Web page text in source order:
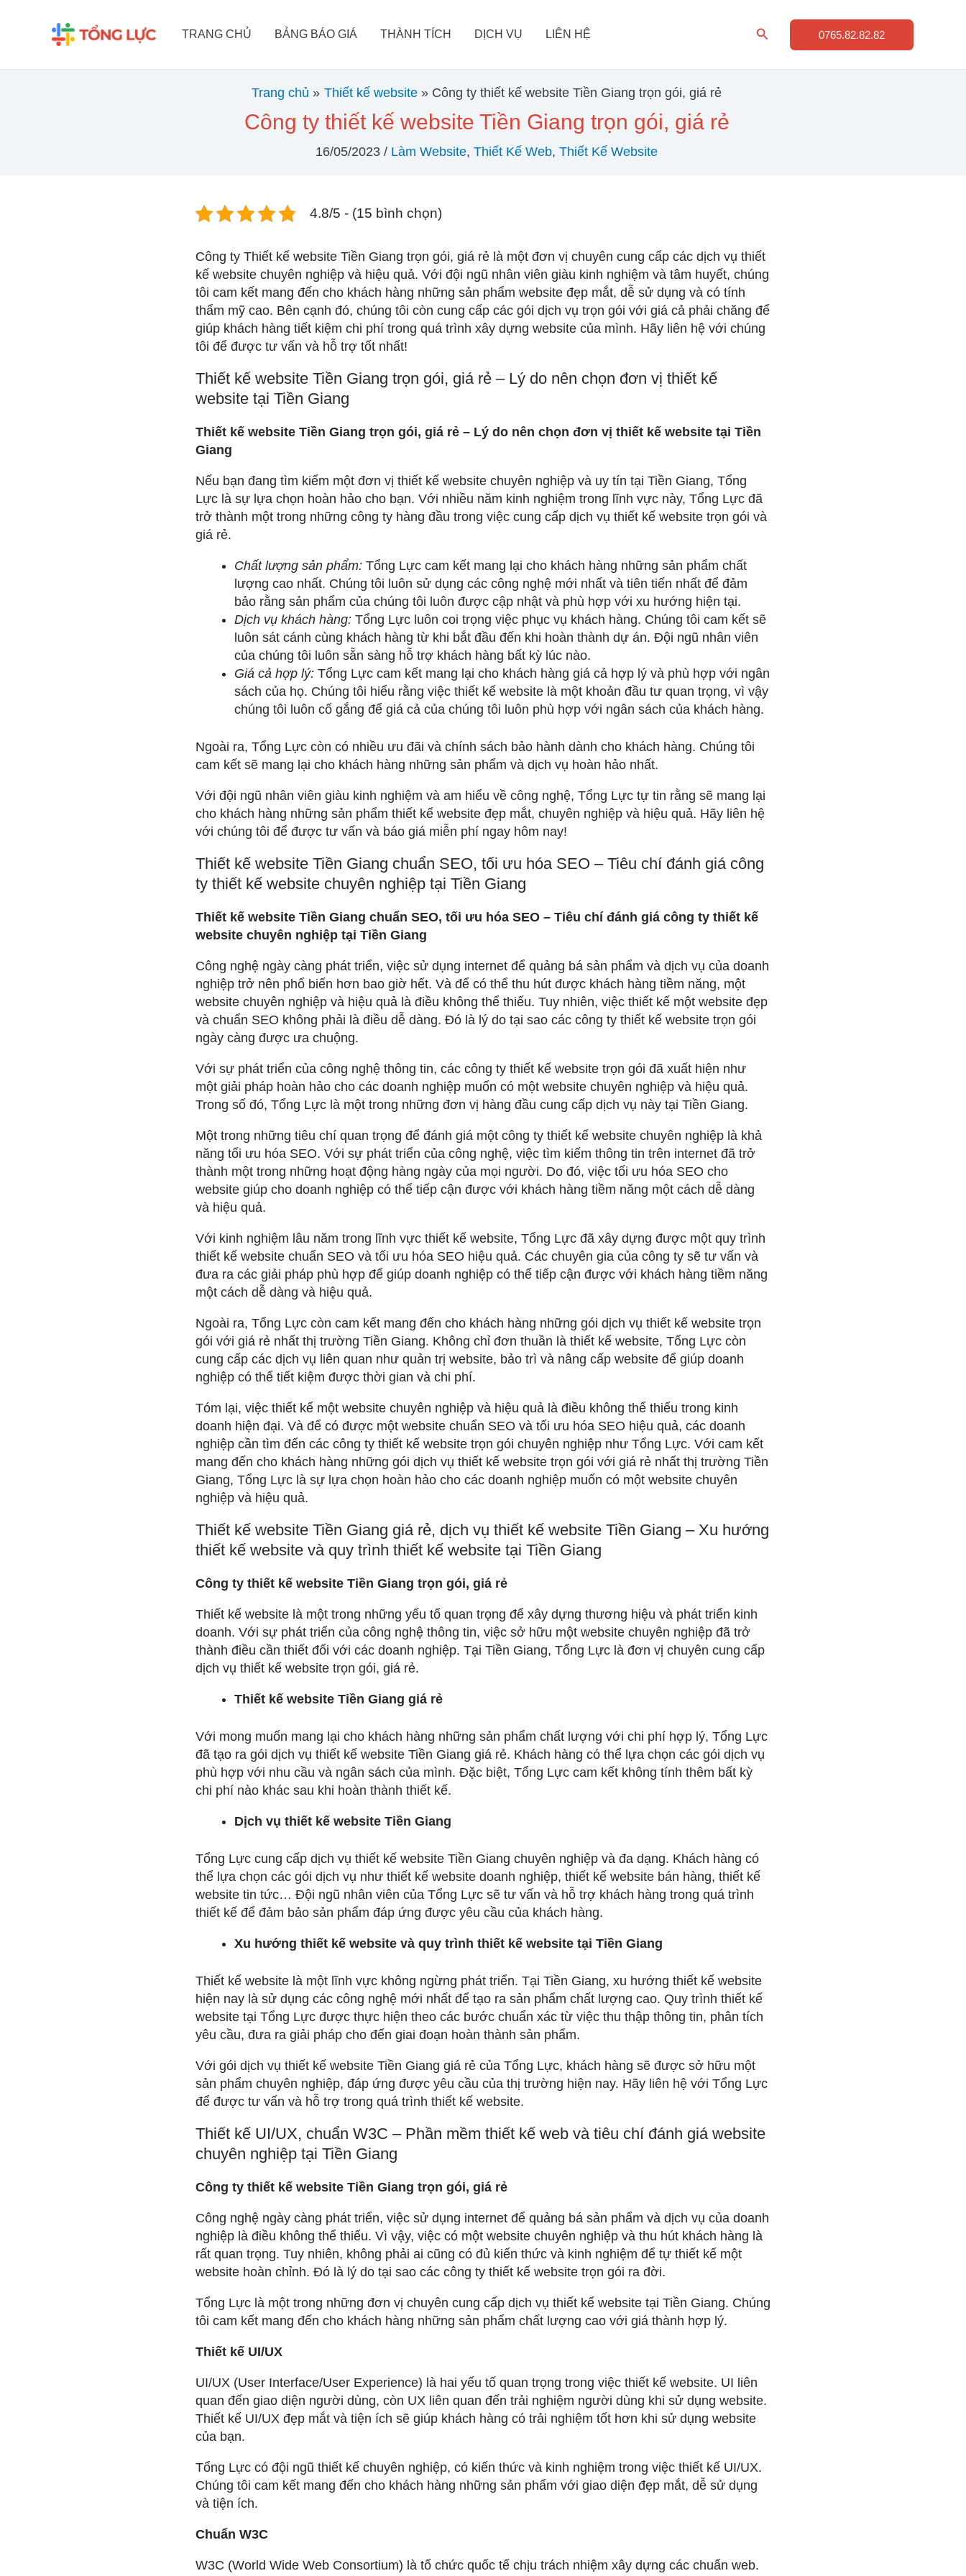
TRANG CHỦ BẢNG BÁO GIÁ THÀNH TÍCH DỊCH VỤ LIÊN HỆ
Tìm
0765.82.82.82
Trang chủ Thiết kế website Công ty thiết kế website Tiền Giang trọn gói, giá rẻ
Công ty thiết kế website Tiền Giang trọn gói, giá rẻ
16/05/2023 / Làm Website, Thiết Kế Web, Thiết Kế Website
4.8/5 - (15 bình chọn)
Công ty Thiết kế website Tiền Giang trọn gói, giá rẻ là một đơn vị chuyên cung cấp các dịch vụ thiết
kế website chuyên nghiệp và hiệu quả. Với đội ngũ nhân viên giàu kinh nghiệm và tâm huyết, chúng
tôi cam kết mang đến cho khách hàng những sản phẩm website đẹp mắt, dễ sử dụng và có tính
thẩm mỹ cao. Bên cạnh đó, chúng tôi còn cung cấp các gói dịch vụ trọn gói với giá cả phải chăng để
giúp khách hàng tiết kiệm chi phí trong quá trình xây dựng website của mình. Hãy liên hệ với chúng
tôi để được tư vấn và hỗ trợ tốt nhất!
Thiết kế website Tiền Giang trọn gói, giá rẻ – Lý do nên chọn đơn vị thiết kế
website tại Tiền Giang
Thiết kế website Tiền Giang trọn gói, giá rẻ – Lý do nên chọn đơn vị thiết kế website tại Tiền
Giang
Nếu bạn đang tìm kiếm một đơn vị thiết kế website chuyên nghiệp và uy tín tại Tiền Giang, Tổng
Lực là sự lựa chọn hoàn hảo cho bạn. Với nhiều năm kinh nghiệm trong lĩnh vực này, Tổng Lực đã
trở thành một trong những công ty hàng đầu trong việc cung cấp dịch vụ thiết kế website trọn gói và
giá rẻ.
Chất lượng sản phẩm: Tổng Lực cam kết mang lại cho khách hàng những sản phẩm chất
lượng cao nhất. Chúng tôi luôn sử dụng các công nghệ mới nhất và tiên tiến nhất để đảm
bảo rằng sản phẩm của chúng tôi luôn được cập nhật và phù hợp với xu hướng hiện tại.
Dịch vụ khách hàng: Tổng Lực luôn coi trọng việc phục vụ khách hàng. Chúng tôi cam kết sẽ
luôn sát cánh cùng khách hàng từ khi bắt đầu đến khi hoàn thành dự án. Đội ngũ nhân viên
của chúng tôi luôn sẵn sàng hỗ trợ khách hàng bất kỳ lúc nào.
Giá cả hợp lý: Tổng Lực cam kết mang lại cho khách hàng giá cả hợp lý và phù hợp với ngân
sách của họ. Chúng tôi hiểu rằng việc thiết kế website là một khoản đầu tư quan trọng, vì vậy
chúng tôi luôn cố gắng để giá cả của chúng tôi luôn phù hợp với ngân sách của khách hàng.
Ngoài ra, Tổng Lực còn có nhiều ưu đãi và chính sách bảo hành dành cho khách hàng. Chúng tôi
cam kết sẽ mang lại cho khách hàng những sản phẩm và dịch vụ hoàn hảo nhất.
Với đội ngũ nhân viên giàu kinh nghiệm và am hiểu về công nghệ, Tổng Lực tự tin rằng sẽ mang lại
cho khách hàng những sản phẩm thiết kế website đẹp mắt, chuyên nghiệp và hiệu quả. Hãy liên hệ
với chúng tôi để được tư vấn và báo giá miễn phí ngay hôm nay!
Thiết kế website Tiền Giang chuẩn SEO, tối ưu hóa SEO – Tiêu chí đánh giá công
ty thiết kế website chuyên nghiệp tại Tiền Giang
Thiết kế website Tiền Giang chuẩn SEO, tối ưu hóa SEO – Tiêu chí đánh giá công ty thiết kế
website chuyên nghiệp tại Tiền Giang
Công nghệ ngày càng phát triển, việc sử dụng internet để quảng bá sản phẩm và dịch vụ của doanh
nghiệp trở nên phổ biến hơn bao giờ hết. Và để có thể thu hút được khách hàng tiềm năng, một
website chuyên nghiệp và hiệu quả là điều không thể thiếu. Tuy nhiên, việc thiết kế một website đẹp
và chuẩn SEO không phải là điều dễ dàng. Đó là lý do tại sao các công ty thiết kế website trọn gói
ngày càng được ưa chuộng.
Với sự phát triển của công nghệ thông tin, các công ty thiết kế website trọn gói đã xuất hiện như
một giải pháp hoàn hảo cho các doanh nghiệp muốn có một website chuyên nghiệp và hiệu quả.
Trong số đó, Tổng Lực là một trong những đơn vị hàng đầu cung cấp dịch vụ này tại Tiền Giang.
Một trong những tiêu chí quan trọng để đánh giá một công ty thiết kế website chuyên nghiệp là khả
năng tối ưu hóa SEO. Với sự phát triển của công nghệ, việc tìm kiếm thông tin trên internet đã trở
thành một trong những hoạt động hàng ngày của mọi người. Do đó, việc tối ưu hóa SEO cho
website giúp cho doanh nghiệp có thể tiếp cận được với khách hàng tiềm năng một cách dễ dàng
và hiệu quả.
Với kinh nghiệm lâu năm trong lĩnh vực thiết kế website, Tổng Lực đã xây dựng được một quy trình
thiết kế website chuẩn SEO và tối ưu hóa SEO hiệu quả. Các chuyên gia của công ty sẽ tư vấn và
đưa ra các giải pháp phù hợp để giúp doanh nghiệp có thể tiếp cận được với khách hàng tiềm năng
một cách dễ dàng và hiệu quả.
Ngoài ra, Tổng Lực còn cam kết mang đến cho khách hàng những gói dịch vụ thiết kế website trọn
gói với giá rẻ nhất thị trường Tiền Giang. Không chỉ đơn thuần là thiết kế website, Tổng Lực còn
cung cấp các dịch vụ liên quan như quản trị website, bảo trì và nâng cấp website để giúp doanh
nghiệp có thể tiết kiệm được thời gian và chi phí.
Tóm lại, việc thiết kế một website chuyên nghiệp và hiệu quả là điều không thể thiếu trong kinh
doanh hiện đại. Và để có được một website chuẩn SEO và tối ưu hóa SEO hiệu quả, các doanh
nghiệp cần tìm đến các công ty thiết kế website trọn gói chuyên nghiệp như Tổng Lực. Với cam kết
mang đến cho khách hàng những gói dịch vụ thiết kế website trọn gói với giá rẻ nhất thị trường Tiền
Giang, Tổng Lực là sự lựa chọn hoàn hảo cho các doanh nghiệp muốn có một website chuyên
nghiệp và hiệu quả.
Thiết kế website Tiền Giang giá rẻ, dịch vụ thiết kế website Tiền Giang – Xu hướng
thiết kế website và quy trình thiết kế website tại Tiền Giang
Công ty thiết kế website Tiền Giang trọn gói, giá rẻ
Thiết kế website là một trong những yếu tố quan trọng để xây dựng thương hiệu và phát triển kinh
doanh. Với sự phát triển của công nghệ thông tin, việc sở hữu một website chuyên nghiệp đã trở
thành điều cần thiết đối với các doanh nghiệp. Tại Tiền Giang, Tổng Lực là đơn vị chuyên cung cấp
dịch vụ thiết kế website trọn gói, giá rẻ.
Thiết kế website Tiền Giang giá rẻ
Với mong muốn mang lại cho khách hàng những sản phẩm chất lượng với chi phí hợp lý, Tổng Lực
đã tạo ra gói dịch vụ thiết kế website Tiền Giang giá rẻ. Khách hàng có thể lựa chọn các gói dịch vụ
phù hợp với nhu cầu và ngân sách của mình. Đặc biệt, Tổng Lực cam kết không tính thêm bất kỳ
chi phí nào khác sau khi hoàn thành thiết kế.
Dịch vụ thiết kế website Tiền Giang
Tổng Lực cung cấp dịch vụ thiết kế website Tiền Giang chuyên nghiệp và đa dạng. Khách hàng có
thể lựa chọn các gói dịch vụ như thiết kế website doanh nghiệp, thiết kế website bán hàng, thiết kế
website tin tức… Đội ngũ nhân viên của Tổng Lực sẽ tư vấn và hỗ trợ khách hàng trong quá trình
thiết kế để đảm bảo sản phẩm đáp ứng được yêu cầu của khách hàng.
Xu hướng thiết kế website và quy trình thiết kế website tại Tiền Giang
Thiết kế website là một lĩnh vực không ngừng phát triển. Tại Tiền Giang, xu hướng thiết kế website
hiện nay là sử dụng các công nghệ mới nhất để tạo ra sản phẩm chất lượng cao. Quy trình thiết kế
website tại Tổng Lực được thực hiện theo các bước chuẩn xác từ việc thu thập thông tin, phân tích
yêu cầu, đưa ra giải pháp cho đến giai đoạn hoàn thành sản phẩm.
Với gói dịch vụ thiết kế website Tiền Giang giá rẻ của Tổng Lực, khách hàng sẽ được sở hữu một
sản phẩm chuyên nghiệp, đáp ứng được yêu cầu của thị trường hiện nay. Hãy liên hệ với Tổng Lực
để được tư vấn và hỗ trợ trong quá trình thiết kế website.
Thiết kế UI/UX, chuẩn W3C – Phần mềm thiết kế web và tiêu chí đánh giá website
chuyên nghiệp tại Tiền Giang
Công ty thiết kế website Tiền Giang trọn gói, giá rẻ
Công nghệ ngày càng phát triển, việc sử dụng internet để quảng bá sản phẩm và dịch vụ của doanh
nghiệp là điều không thể thiếu. Vì vậy, việc có một website chuyên nghiệp và thu hút khách hàng là
rất quan trọng. Tuy nhiên, không phải ai cũng có đủ kiến thức và kinh nghiệm để tự thiết kế một
website hoàn chỉnh. Đó là lý do tại sao các công ty thiết kế website trọn gói ra đời.
Tổng Lực là một trong những đơn vị chuyên cung cấp dịch vụ thiết kế website tại Tiền Giang. Chúng
tôi cam kết mang đến cho khách hàng những sản phẩm chất lượng cao với giá thành hợp lý.
Thiết kế UI/UX
UI/UX (User Interface/User Experience) là hai yếu tố quan trọng trong việc thiết kế website. UI liên
quan đến giao diện người dùng, còn UX liên quan đến trải nghiệm người dùng khi sử dụng website.
Thiết kế UI/UX đẹp mắt và tiện ích sẽ giúp khách hàng có trải nghiệm tốt hơn khi sử dụng website
của bạn.
Tổng Lực có đội ngũ thiết kế chuyên nghiệp, có kiến thức và kinh nghiệm trong việc thiết kế UI/UX.
Chúng tôi cam kết mang đến cho khách hàng những sản phẩm với giao diện đẹp mắt, dễ sử dụng
và tiện ích.
Chuẩn W3C
W3C (World Wide Web Consortium) là tổ chức quốc tế chịu trách nhiệm xây dựng các chuẩn web.